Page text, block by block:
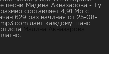
песни Мадина Акназарова - Ту
составляет 4,91 Mb с
629 раз начиная от 25-08-
дает каждому шанс
Мадина Акназарова